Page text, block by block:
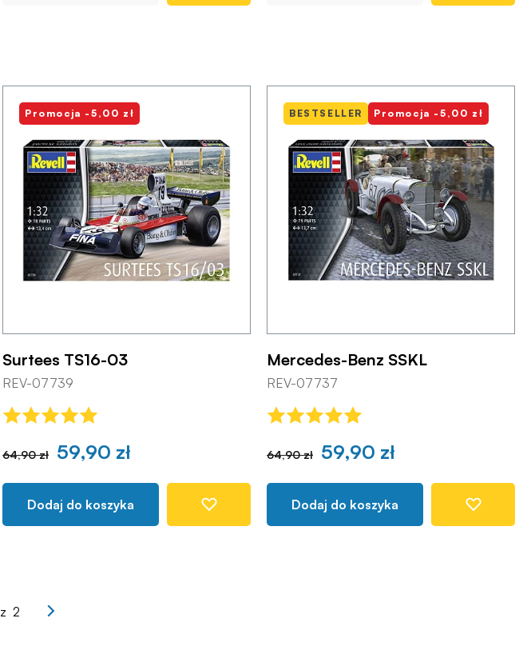
Promocja -5,00 zł
Surtees TS16-03
REV-07739
64,90 zł 59,90 zł
Dodaj do koszyka
BESTSELLER Promocja -5,00 zł
Mercedes-Benz SSKL
REV-07737
64,90 zł 59,90 zł
Dodaj do koszyka
z 2